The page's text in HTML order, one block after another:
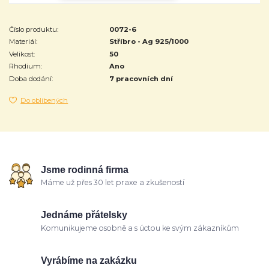
Číslo produktu:
0072-6
Materiál:
Stříbro - Ag 925/1000
Velikost:
50
Rhodium:
Ano
Doba dodání:
7 pracovních dní
Do oblíbených
Jsme rodinná firma
Máme už přes 30 let praxe a zkušeností
Jednáme přátelsky
Komunikujeme osobně a s úctou ke svým zákazníkům
Vyrábíme na zakázku